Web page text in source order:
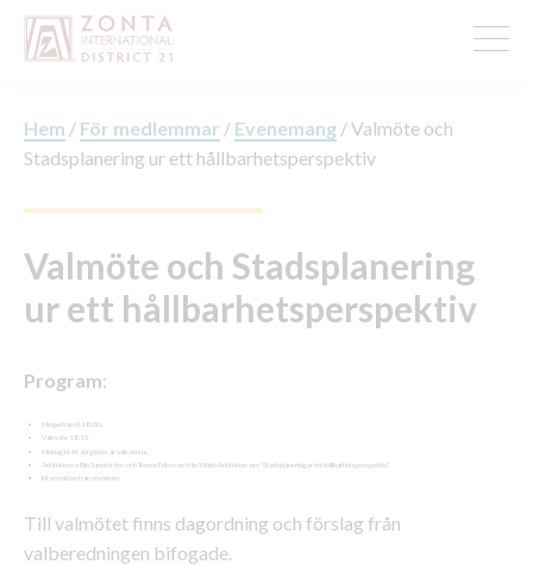
Hem / För medlemmar / Evenemang /Valmöte och
Stadsplanering ur ett hållbarhetsperspektiv
Valmöte och Stadsplanering
ur ett hållbarhetsperspektiv
Program:
Mingel från kl.18.00.
Valmöte 18.15.
Middag kl.19 då gäster är välkomna.
Arkitekterna Elin Sandström och Terese Eriksson från White Arkitekter om ”Stadsplanering ur ett hållbarhetsperspektiv”.
Information från styrelsen.
Till valmötet finns dagordning och förslag från
valberedningen bifogade.